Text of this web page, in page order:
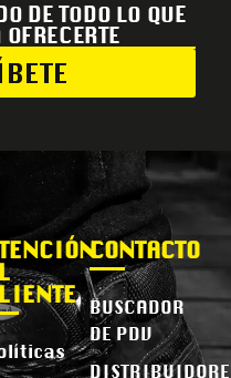
DE TODO LO QUE
CONTACTO
BUSCADOR
DE PDV